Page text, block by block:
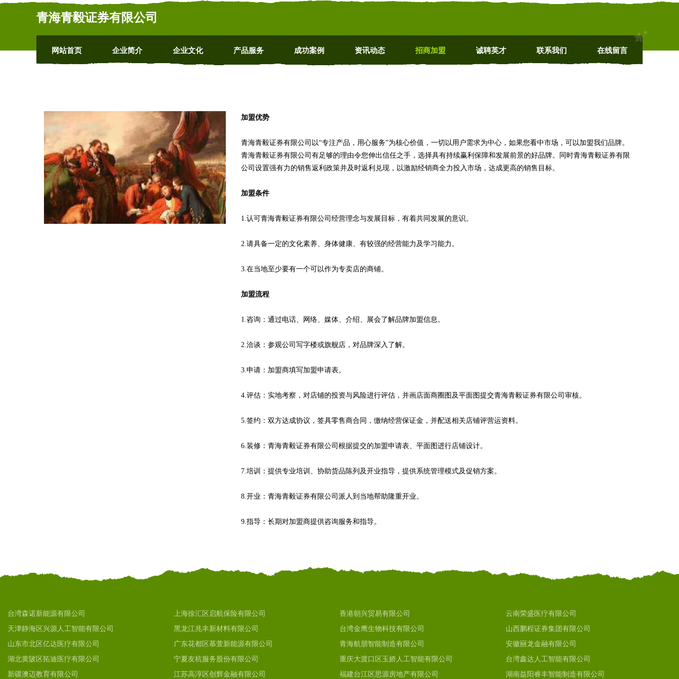
青海青毅证券有限公司
网站首页 企业简介 企业文化 产品服务 成功案例 资讯动态 招商加盟 诚聘英才 联系我们 在线留言
加盟优势
青海青毅证券有限公司以“专注产品，用心服务”为核心价值，一切以用户需求为中心，如果您看中市场，可以加盟我们品牌。
青海青毅证券有限公司有足够的理由令您伸出信任之手，选择具有持续赢利保障和发展前景的好品牌。同时青海青毅证券有限
公司设置强有力的销售返利政策并及时返利兑现，以激励经销商全力投入市场，达成更高的销售目标。
加盟条件
1.认可青海青毅证券有限公司经营理念与发展目标，有着共同发展的意识。
2.请具备一定的文化素养、身体健康、有较强的经营能力及学习能力。
3.在当地至少要有一个可以作为专卖店的商铺。
加盟流程
1.咨询：通过电话、网络、媒体、介绍、展会了解品牌加盟信息。
2.洽谈：参观公司写字楼或旗舰店，对品牌深入了解。
3.申请：加盟商填写加盟申请表。
4.评估：实地考察，对店铺的投资与风险进行评估，并画店面商圈图及平面图提交青海青毅证券有限公司审核。
5.签约：双方达成协议，签具零售商合同，缴纳经营保证金，并配送相关店铺评营运资料。
6.装修：青海青毅证券有限公司根据提交的加盟申请表、平面图进行店铺设计。
7.培训：提供专业培训、协助货品陈列及开业指导，提供系统管理模式及促销方案。
8.开业：青海青毅证券有限公司派人到当地帮助隆重开业。
9.指导：长期对加盟商提供咨询服务和指导。
台湾森诺新能源有限公司 上海徐汇区启航保险有限公司 香港朝兴贸易有限公司
云南荣盛医疗有限公司
天津静海区兴源人工智能有限公司
黑龙江兆丰新材料有限公司 台湾金鹰生物科技有限公司
山西鹏程证券集团有限公司
山东市北区亿达医疗有限公司
广东花都区慕萱新能源有限公司 青海航朋智能制造有限公司
安徽丽龙金融有限公司
湖北黄陂区拓迪医疗有限公司
宁夏友杭服务股份有限公司 重庆大渡口区玉娇人工智能有限公司
台湾鑫达人工智能有限公司
新疆澳迈教育有限公司
江苏高淳区创辉金融有限公司 福建台江区思源房地产有限公司 湖南益阳睿丰智能制造有限公司